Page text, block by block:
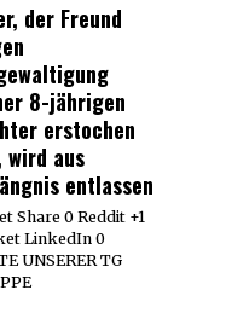
der Freund
8-jährigen
erstochen
wird aus
entlassen
Share 0 Reddit +1
LinkedIn 0
UNSERER TG